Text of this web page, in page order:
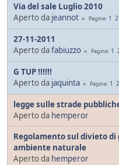
Via del sale Luglio 2010
Aperto da jeannot Pagine 1 2
27-11-2011
Aperto dafabiuzzo Pagine 1
G TUP !!!!!!
Aperto da jaquinta Pagine 1 2
legge sulle strade
Aperto da hemperor
Regolamento sul divieto di
ambiente naturale
Aperto da hemperor